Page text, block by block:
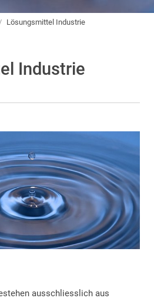
Lösungsmittel Industrie
Industrie
ausschliesslich aus